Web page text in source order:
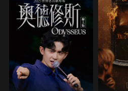
進!